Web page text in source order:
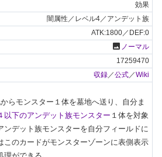
効果
闇属性／レベル4／アンデット族
ATK:1800／DEF:0
photo ノーマル
17259470
収録／公式／Wiki
らモンスター１体を墓地へ送り、自分ま
以下のアンデット族モンスター １体を対象
ンデット族モンスターを自分フィールドに
このカードがモンスターゾーンに表側表示